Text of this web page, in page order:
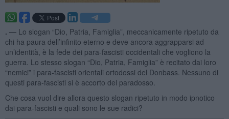
. — Lo slogan “Dio, Patria, Famiglia”, meccanicamente ripetuto da
chi ha paura dell’infinito eterno e deve ancora aggrapparsi ad
un’identità, è la fede dei para-fascisti occidentali che vogliono la
guerra. Lo stesso slogan “Dio, Patria, Famiglia” è recitato dai loro
“nemici” i para-fascisti orientali ortodossi del Donbass. Nessuno di
questi para-fascisti si è accorto del paradosso.
Che cosa vuol dire allora questo slogan ripetuto in modo ipnotico
dai para-fascisti e quali sono le sue radici?